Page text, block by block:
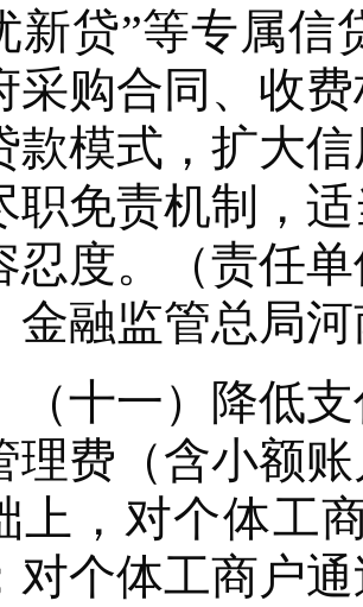
新贷”等专属信
采购合同、收
款模式，扩大
职免责机制，
忍度。（责任
金融监管总局
一）降低支
理费（含小额
上，对个体工
对个体工商户